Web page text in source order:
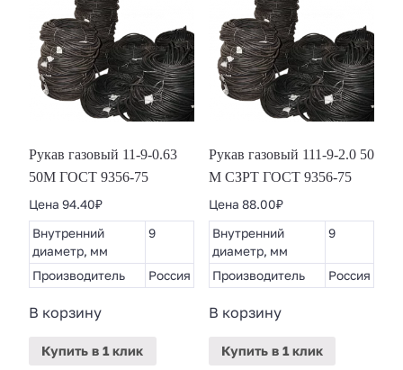
Рукав газовый 11-9-0.63
50М ГОСТ 9356-75
Цена 94.40₽
Внутренний
диаметр, мм
9
Производитель Россия
В корзину
Купить в 1 клик
Рукав газовый 111-9-2.0 50
М СЗРТ ГОСТ 9356-75
Цена 88.00₽
Внутренний
диаметр, мм
9
Производитель Россия
В корзину
Купить в 1 клик